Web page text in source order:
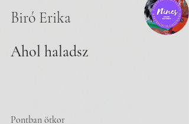
Biró Erika
Ahol haladsz
Pontban ötkor